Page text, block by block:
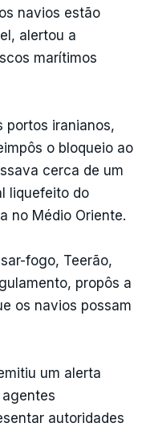
navios estão
alertou a
marítimos
portos iranianos,
o bloqueio ao
cerca de um
liquefeito do
no Médio Oriente.
fogo, Teerão,
propôs a
os navios possam
um alerta
autoridades